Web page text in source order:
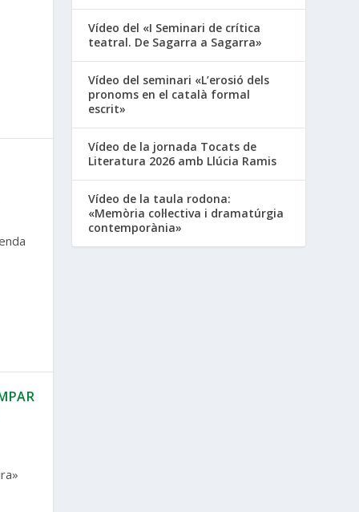
Vídeo del «I Seminari de crítica
teatral. De Sagarra a Sagarra»
Vídeo del seminari «L’erosió dels
pronoms en el català formal
escrit»
Vídeo de la jornada Tocats de
Literatura 2026 amb Llúcia Ramis
Vídeo de la taula rodona:
«Memòria col·lectiva i dramatúrgia
contemporània»